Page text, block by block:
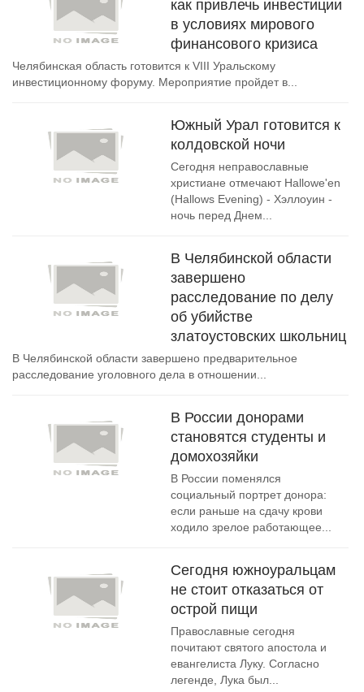
как привлечь инвестиции
в условиях мирового
финансового кризиса
Челябинская область готовится к VIII Уральскому
инвестиционному форуму. Мероприятие пройдет в...
Южный Урал готовится к
колдовской ночи
Сегодня неправославные
христиане отмечают Hallowe'en
(Hallows Evening) - Хэллоуин -
ночь перед Днем...
В Челябинской области
завершено
расследование по делу
об убийстве
златоустовских школьниц
В Челябинской области завершено предварительное
расследование уголовного дела в отношении...
В России донорами
становятся студенты и
домохозяйки
В России поменялся
социальный портрет донора:
если раньше на сдачу крови
ходило зрелое работающее...
Сегодня южноуральцам
не стоит отказаться от
острой пищи
Православные сегодня
почитают святого апостола и
евангелиста Луку. Согласно
легенде, Лука был...